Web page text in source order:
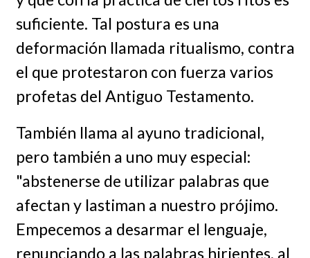
suficiente. Tal postura es una
deformación llamada ritualismo, contra
el que protestaron con fuerza varios
profetas del Antiguo Testamento.
También llama al ayuno tradicional,
pero también a uno muy especial:
"abstenerse de utilizar palabras que
afectan y lastiman a nuestro prójimo.
Empecemos a desarmar el lenguaje,
renunciando a las palabras hirientes, al